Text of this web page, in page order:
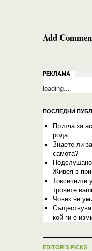
Add
РЕКЛАМА
loading...
ПОСЛЕДНИ
Притча за
рода
Знаете ли
самота?
Живея в
Токсичните
тровите
Човек не
кой ги е
EDITOR'S PICKS